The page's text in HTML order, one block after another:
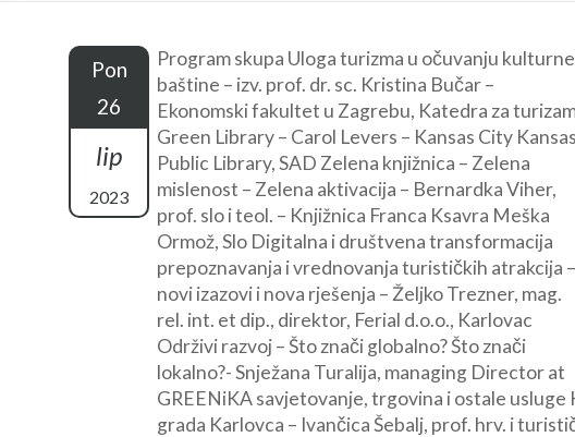
Pon
26
lip
2023
Program skupa Uloga turizma u očuvanju kulturne
baštine – izv. prof. dr. sc. Kristina Bučar –
Ekonomski fakultet u Zagrebu, Katedra za
Green Library – Carol Levers – Kansas City Kansas
Public Library, SAD Zelena knjižnica – Zelena
mislenost – Zelena aktivacija – Bernardka Viher,
prof. slo i teol. – Knjižnica Franca Ksavra Meška
Ormož, Slo Digitalna i društvena transformacija
prepoznavanja i vrednovanja turističkih atrakcija –
novi izazovi i nova rješenja – Željko Trezner, mag.
rel. int. et dip., direktor, Ferial d.o.o., Karlovac
Održivi razvoj – Što znači globalno? Što znači
lokalno?- Snježana Turalija, managing Director at
GREENiKA savjetovanje, trgovina i ostale
grada Karlovca – Ivančica Šebalj, prof. hrv. i